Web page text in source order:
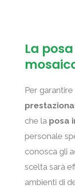
La
Per garantire
che la posa
personale
conosca gli
scelta sarà
ambienti di